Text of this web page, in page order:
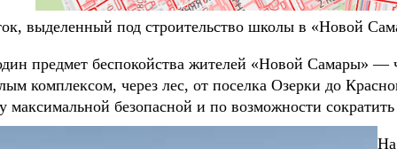
выделенный под строительство школы в «Новой
предмет беспокойства жителей «Новой Самары» —
комплексом, через лес, от поселка Озерки до
максимальной безопасной и по возможности
На